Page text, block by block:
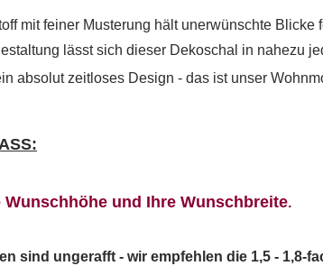
mit feiner Musterung hält unerwünschte
lässt sich dieser Dekoschal in nahezu
absolut zeitloses Design - das ist unser
Wunschhöhe und Ihre Wunschbreite.
sind ungerafft - wir empfehlen die 1,5 - 1,8-